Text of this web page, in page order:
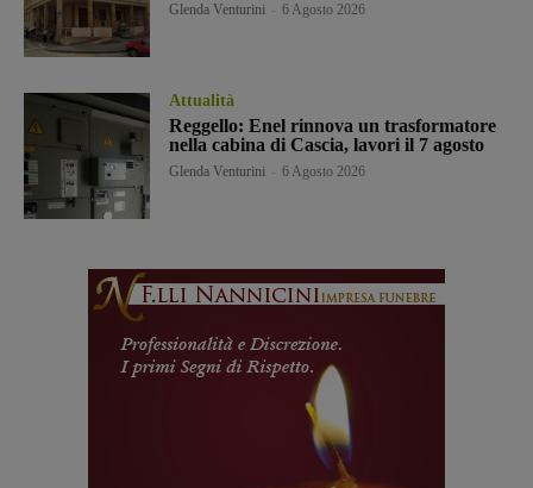
Glenda Venturini 6 Agosto 2026
Attualità
Reggello: Enel rinnova un trasformatore
nella cabina di Cascia, lavori il 7 agosto
Glenda Venturini 6 Agosto 2026